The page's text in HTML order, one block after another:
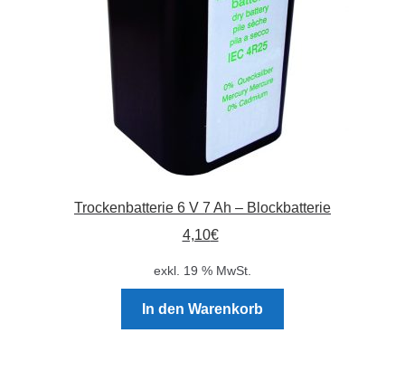
der
Produktseite
Trockenbatterie 6 V 7 Ah – Blockbatterie
4,10€
exkl. 19 % MwSt.
In den Warenkorb